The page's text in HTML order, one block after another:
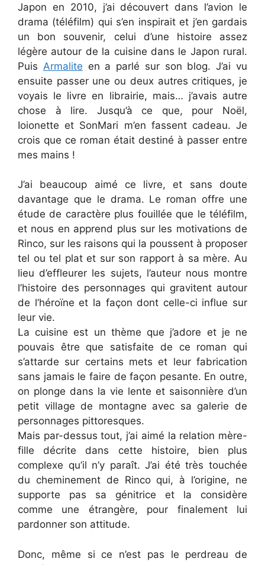
Japon en 2010, j’ai découvert dans l’avion le
drama (téléfilm) qui s’en inspirait et j’en gardais
un bon souvenir, celui d’une histoire assez
légère autour de la cuisine dans le Japon rural.
Puis Armalite en a parlé sur son blog. J’ai vu
ensuite passer une ou deux autres critiques, je
voyais le livre en librairie, mais… j’avais autre
chose à lire. Jusqu’à ce que, pour Noël,
Ioionette et SonMari m’en fassent cadeau. Je
crois que ce roman était destiné à passer entre
mes mains !
J’ai beaucoup aimé ce livre, et sans doute
davantage que le drama. Le roman offre une
étude de caractère plus fouillée que le téléfilm,
et nous en apprend plus sur les motivations de
Rinco, sur les raisons qui la poussent à proposer
tel ou tel plat et sur son rapport à sa mère. Au
lieu d’effleurer les sujets, l’auteur nous montre
l’histoire des personnages qui gravitent autour
de l’héroïne et la façon dont celle-ci influe sur
leur vie.
La cuisine est un thème que j’adore et je ne
pouvais être que satisfaite de ce roman qui
s’attarde sur certains mets et leur fabrication
sans jamais le faire de façon pesante. En outre,
on plonge dans la vie lente et saisonnière d’un
petit village de montagne avec sa galerie de
personnages pittoresques.
Mais par-dessus tout, j’ai aimé la relation mère-
fille décrite dans cette histoire, bien plus
complexe qu’il n’y paraît. J’ai été très touchée
du cheminement de Rinco qui, à l’origine, ne
supporte pas sa génitrice et la considère
comme une étrangère, pour finalement lui
pardonner son attitude.
Donc, même si ce n’est pas le perdreau de